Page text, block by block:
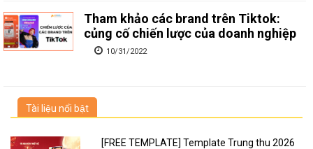
Tham khảo các brand trên Tiktok:
củng cố chiến lược của doanh nghiệp
10/31/2022
Tài liệu nổi bật
[FREE TEMPLATE] Template Trung thu 2026